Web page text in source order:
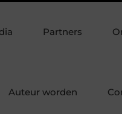
Partners
Auteur worden